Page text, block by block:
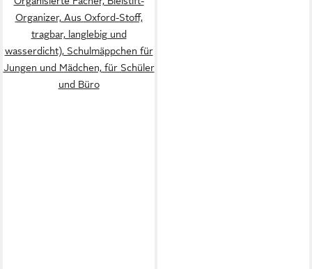
Organizer, Aus Oxford-Stoff,
tragbar, langlebig und
wasserdicht), Schulmäppchen für
Jungen und Mädchen, für Schüler
und Büro